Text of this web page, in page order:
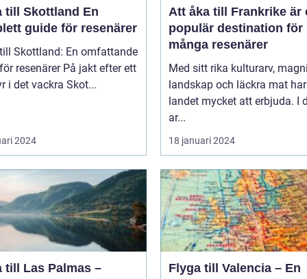
Skottland En
guide för resenärer
Skottland: En omfattande
På jakt efter ett
i det vackra Skot...
2024
Att åka till Frankrike är
populär destination för
många resenärer
Med sitt rika kulturarv,
landskap och läckra mat har
landet mycket att erbjuda. I
ar...
18 januari 2024
till Las Palmas –
Flyga till Valencia – En